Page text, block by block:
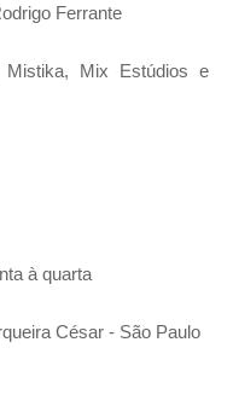
Ferrante
Mistika, Mix Estúdios e
à quarta
César - São Paulo